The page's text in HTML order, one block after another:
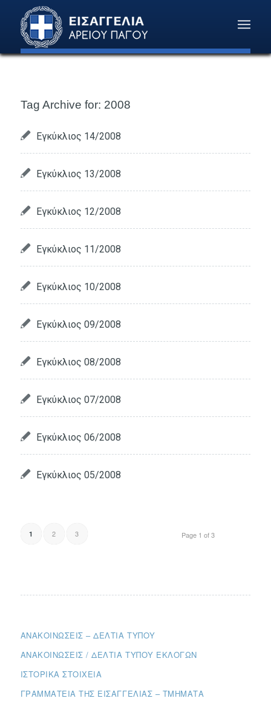
Tag Archive for: 2008
Εγκύκλιος 14/2008
Εγκύκλιος 13/2008
Εγκύκλιος 12/2008
Εγκύκλιος 11/2008
Εγκύκλιος 10/2008
Εγκύκλιος 09/2008
Εγκύκλιος 08/2008
Εγκύκλιος 07/2008
Εγκύκλιος 06/2008
Εγκύκλιος 05/2008
Page 1 of 3
1 2 3
ΑΝΑΚΟΙΝΏΣΕΙΣ – ΔΕΛΤΊΑ ΤΎΠΟΥ
ΑΝΑΚΟΙΝΏΣΕΙΣ / ΔΕΛΤΊΑ ΤΎΠΟΥ ΕΚΛΟΓΏΝ
ΙΣΤΟΡΙΚΆ ΣΤΟΙΧΕΊΑ
ΓΡΑΜΜΑΤΕΊΑ ΤΗΣ ΕΙΣΑΓΓΕΛΊΑΣ – ΤΜΉΜΑΤΑ